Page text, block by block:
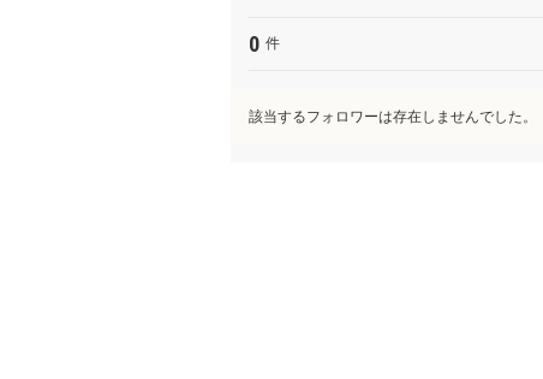
0 件
該当するフォロワーは存在しませんでした。